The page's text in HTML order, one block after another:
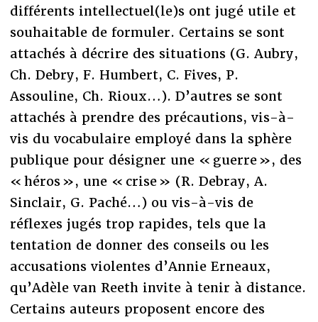
différents intellectuel(le)s ont jugé utile et
souhaitable de formuler. Certains se sont
attachés à décrire des situations (G. Aubry,
Ch. Debry, F. Humbert, C. Fives, P.
Assouline, Ch. Rioux…). D’autres se sont
attachés à prendre des précautions, vis-à-
vis du vocabulaire employé dans la sphère
publique pour désigner une « guerre », des
« héros », une « crise » (R. Debray, A.
Sinclair, G. Paché…) ou vis-à-vis de
réflexes jugés trop rapides, tels que la
tentation de donner des conseils ou les
accusations violentes d’Annie Erneaux,
qu’Adèle van Reeth invite à tenir à distance.
Certains auteurs proposent encore des